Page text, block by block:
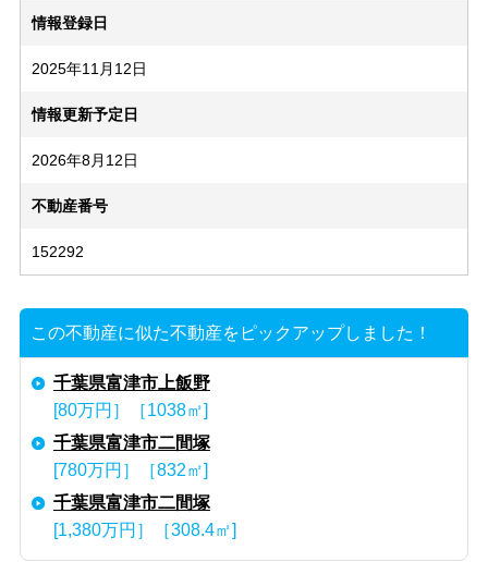
情報登録日
2025年11月12日
情報更新予定日
2026年8月12日
不動産番号
152292
この不動産に似た不動産をピックアップしました！
千葉県富津市上飯野
[80万円］［1038㎡]
千葉県富津市二間塚
[780万円］［832㎡]
千葉県富津市二間塚
[1,380万円］［308.4㎡]